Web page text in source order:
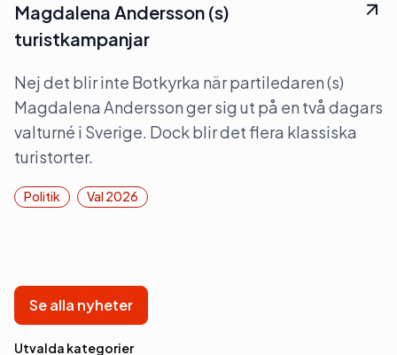
Magdalena Andersson (s)
turistkampanjar
Nej det blir inte Botkyrka när partiledaren (s)
Magdalena Andersson ger sig ut på en två dagars
valturné i Sverige. Dock blir det flera klassiska
turistorter.
Politik Val 2026
Se alla nyheter
Utvalda kategorier